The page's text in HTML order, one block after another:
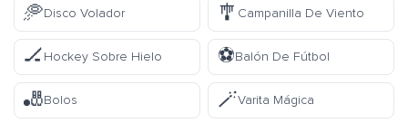
🥏Disco Volador 🎐 Campanilla De Viento
🏒Hockey Sobre Hielo ⚽Balón De Fútbol
🎳Bolos 🪄Varita Mágica